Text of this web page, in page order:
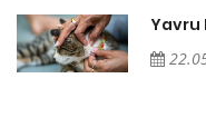
Yavru